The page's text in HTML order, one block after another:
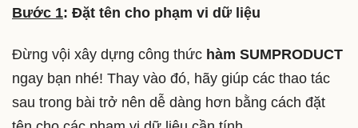
Bước 1: Đặt tên cho phạm vi dữ liệu
Đừng vội xây dựng công thức hàm SUMPRODUCT
ngay bạn nhé! Thay vào đó, hãy giúp các thao tác
sau trong bài trở nên dễ dàng hơn bằng cách đặt